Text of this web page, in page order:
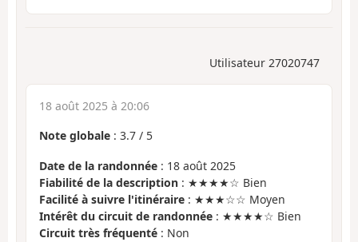
Utilisateur 27020747
18 août 2025 à 20:06
Note globale : 3.7 / 5
Date de la randonnée : 18 août 2025
Fiabilité de la description : ★★★★☆ Bien
Facilité à suivre l'itinéraire : ★★★☆☆ Moyen
Intérêt du circuit de randonnée : ★★★★☆ Bien
Circuit très fréquenté : Non